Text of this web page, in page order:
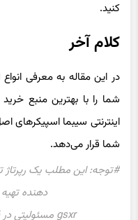
کنید.
کلام آخر
در این مقاله به معرفی انواع
شما را با بهترین منبع
اینترنتی سیبما اسپیکرهای
شما قرار می‌دهد.
#توجه: این مطلب یک رپرتاژ
دهنده
gsxr مسئولیتی در قبال محتوای تبلیغاتی ندارد.